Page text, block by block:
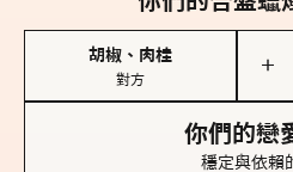
胡椒、肉桂
對方
＋
你們的戀
穩定與依賴